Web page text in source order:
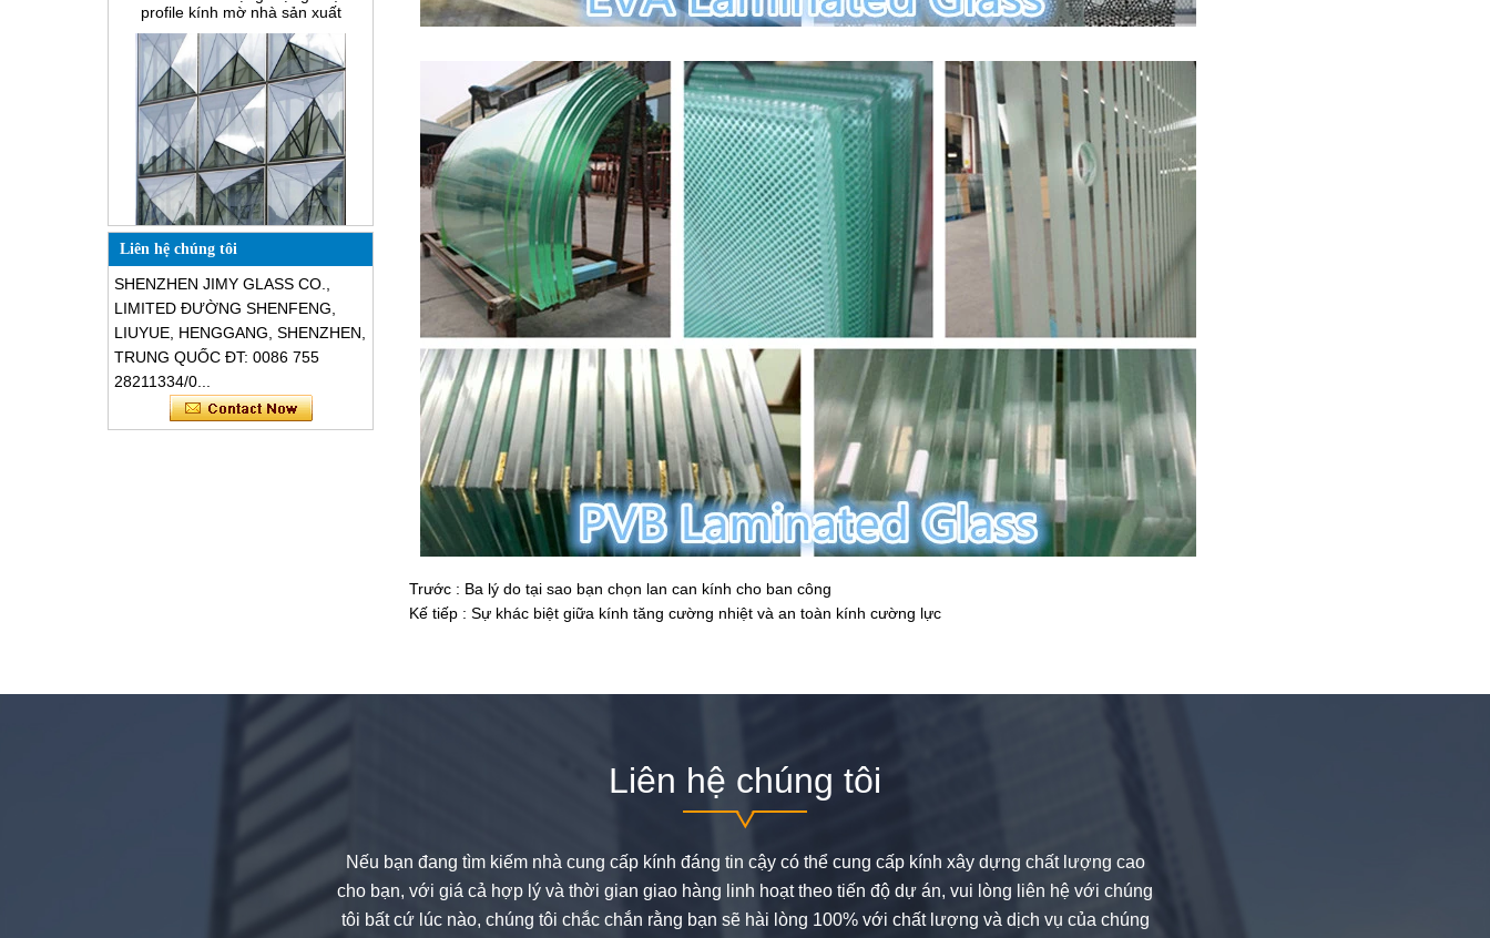
Cái gì có dây thủy tinh?
Các giải pháp đóng gói cho kính
xây dựng
Thiết kế đặc biệt hình dạng tam
giác cấu trúc cách âm kính chống
vỡ mặt tiền
Liên hệ chúng tôi
SHENZHEN JIMY GLASS CO.,
LIMITED ĐƯỜNG SHENFENG,
LIUYUE, HENGGANG, SHENZHEN,
TRUNG QUỐC ĐT: 0086 755
28211334/0...
Trước : Ba lý do tại sao bạn chọn lan can kính cho ban công
Kế tiếp : Sự khác biệt giữa kính tăng cường nhiệt và an toàn kính cường lực
Liên hệ chúng tôi
Nếu bạn đang tìm kiếm nhà cung cấp kính đáng tin cậy có thể cung cấp kính xây dựng chất lượng cao
cho bạn, với giá cả hợp lý và thời gian giao hàng linh hoạt theo tiến độ dự án, vui lòng liên hệ với chúng
tôi bất cứ lúc nào, chúng tôi chắc chắn rằng bạn sẽ hài lòng 100% với chất lượng và dịch vụ của chúng